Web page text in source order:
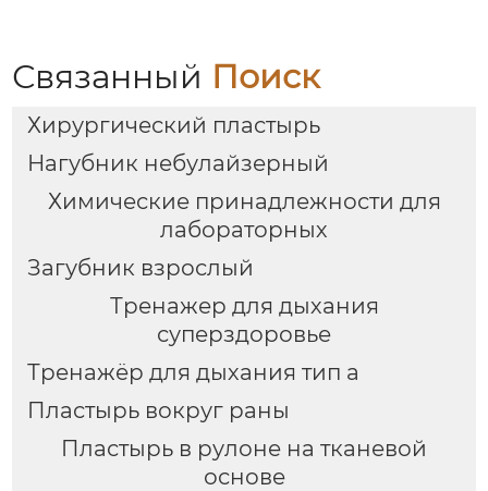
Связанный Поиск
Хирургический пластырь
Нагубник небулайзерный
Химические принадлежности для
лабораторных
Загубник взрослый
Тренажер для дыхания
суперздоровье
Тренажёр для дыхания тип a
Пластырь вокруг раны
Пластырь в рулоне на тканевой
основе